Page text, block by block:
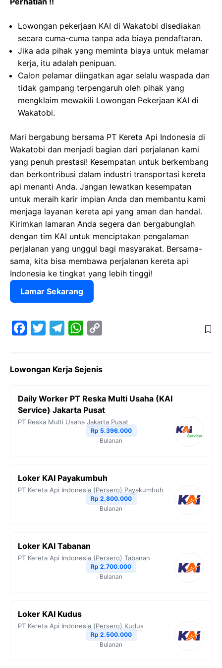
Lowongan pekerjaan KAI di Wakatobi disediakan
secara cuma-cuma tanpa ada biaya pendaftaran.
Jika ada pihak yang meminta biaya untuk melamar
kerja, itu adalah penipuan.
Calon pelamar diingatkan agar selalu waspada dan
tidak gampang terpengaruh oleh pihak yang
mengklaim mewakili Lowongan Pekerjaan KAI di
Wakatobi.
Mari bergabung bersama PT Kereta Api Indonesia di
Wakatobi dan menjadi bagian dari perjalanan kami
yang penuh prestasi! Kesempatan untuk berkembang
dan berkontribusi dalam industri transportasi kereta
api menanti Anda. Jangan lewatkan kesempatan
untuk meraih karir impian Anda dan membantu kami
menjaga layanan kereta api yang aman dan handal.
Kirimkan lamaran Anda segera dan bergabunglah
dengan tim KAI untuk menciptakan pengalaman
perjalanan yang unggul bagi masyarakat. Bersama-
sama, kita bisa membawa perjalanan kereta api
Indonesia ke tingkat yang lebih tinggi!
Lamar Sekarang
e
o
o
t
e
r
e
r
a
W
t
A
y
i
n
k
Lowongan Kerja Sejenis
Daily Worker PT Reska Multi Usaha (KAI
Service) Jakarta Pusat
PT Reska Multi Usaha Jakarta Pusat
Rp 5.396.000
Bulanan
Loker KAI Payakumbuh
PT Kereta Api Indonesia (Persero) Payakumbuh
Rp 2.800.000
Bulanan
Loker KAI Tabanan
PT Kereta Api Indonesia (Persero) Tabanan
Rp 2.700.000
Bulanan
Loker KAI Kudus
PT Kereta Api Indonesia (Persero) Kudus
Rp 2.500.000
Bulanan